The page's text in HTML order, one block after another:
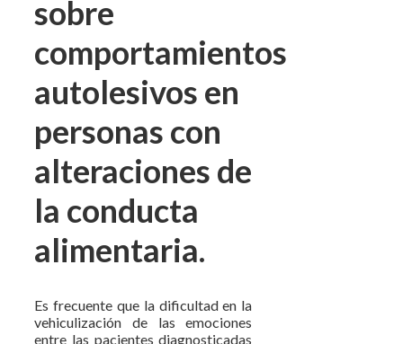
sobre
comportamientos
autolesivos en
personas con
alteraciones de
la conducta
alimentaria.
Es frecuente que la dificultad en la
vehiculización de las emociones
entre las pacientes diagnosticadas